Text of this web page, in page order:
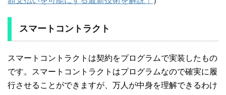
スマートコントラクト
スマートコントラクトは契約をプログラムで実装したもの
です。スマートコントラクトはプログラムなので確実に履
行させることができますが、万人が中身を理解できるわけ